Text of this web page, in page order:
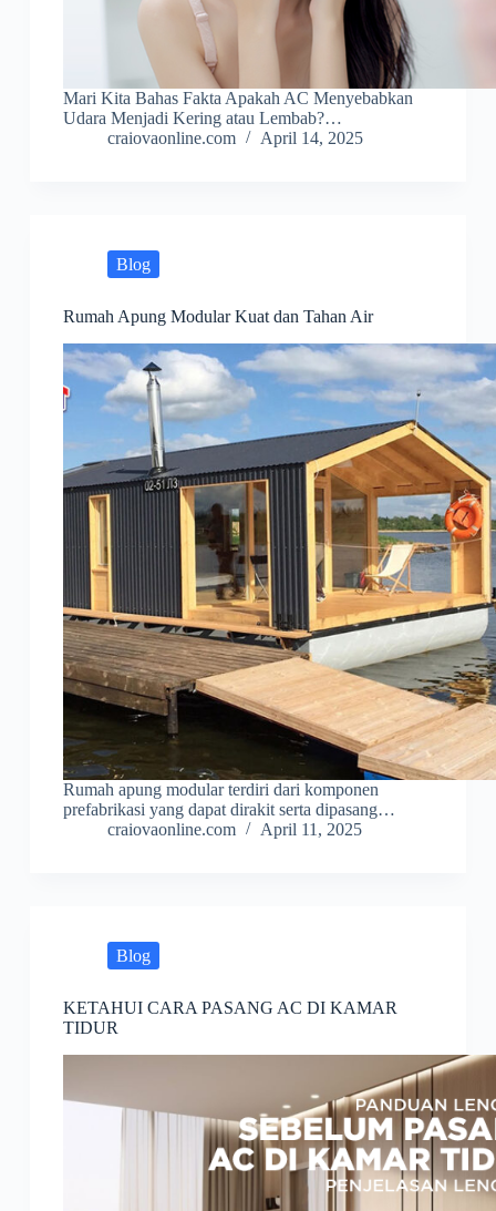
Mari Kita Bahas Fakta Apakah AC Menyebabkan
Udara Menjadi Kering atau Lembab?…
craiovaonline.com
April 14, 2025
Blog
Rumah Apung Modular Kuat dan Tahan Air
Rumah apung modular terdiri dari komponen
prefabrikasi yang dapat dirakit serta dipasang…
craiovaonline.com
April 11, 2025
Blog
KETAHUI CARA PASANG AC DI KAMAR
TIDUR